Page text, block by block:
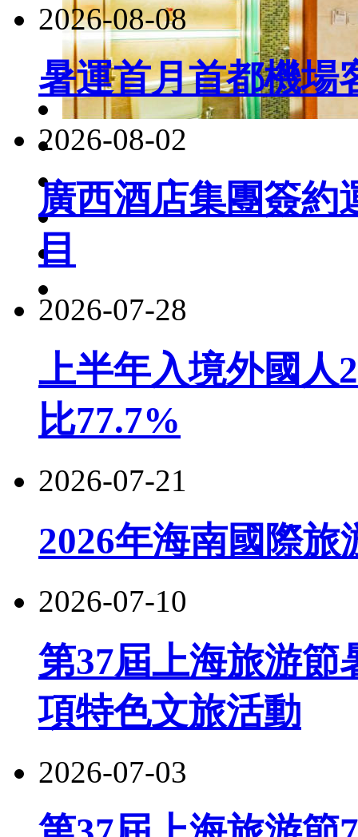
2026-08-08
暑運首月首都機場
2026-08-02
廣西酒店集團簽約
目
2026-07-28
上半年入境外國人
比77.7%
2026-07-21
2026年海南國際
2026-07-10
第37屆上海旅游節
項特色文旅活動
2026-07-03